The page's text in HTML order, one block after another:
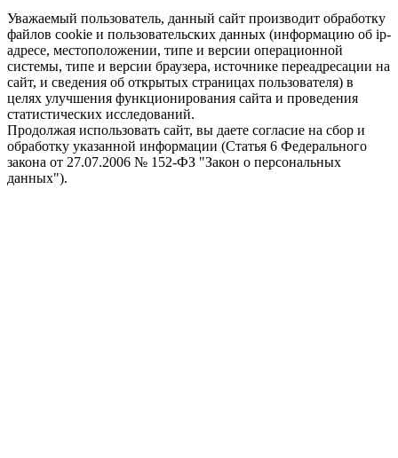
Уважаемый пользователь, данный сайт производит обработку
файлов cookie и пользовательских данных (информацию об ip-
адресе, местоположении, типе и версии операционной
системы, типе и версии браузера, источнике переадресации на
сайт, и сведения об открытых страницах пользователя) в
целях улучшения функционирования сайта и проведения
статистических исследований.
Продолжая использовать сайт, вы даете согласие на сбор и
обработку указанной информации (Статья 6 Федерального
закона от 27.07.2006 № 152-ФЗ "Закон о персональных
данных").